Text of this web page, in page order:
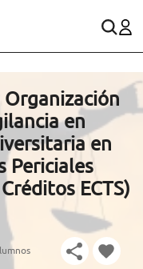
en
en
Periciales
ECTS)